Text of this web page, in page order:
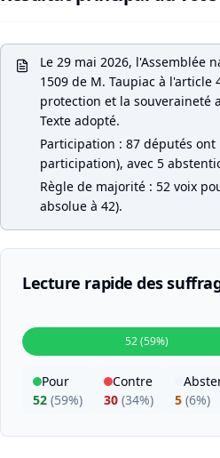
Le 29 mai 2026, l'Assemblée
1509 de M. Taupiac à
protection et la souveraineté
Texte adopté.
Participation : 87 députés
participation), avec 5
Règle de majorité : 52 voix
absolue à 42).
Lecture rapide des
52 (59%)
Pour
52 (59%)
Contre
30 (34%)
5 (6%)